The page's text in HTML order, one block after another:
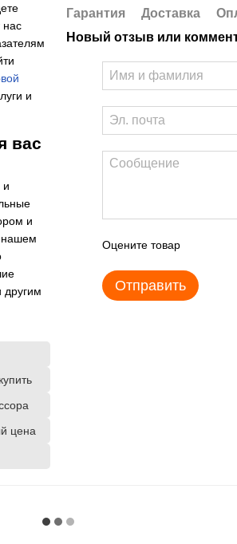
нас
и
вас
и
и
нашем
другим
цена
Гарантия Доставка
Новый отзыв или
Оцените товар
Отправить